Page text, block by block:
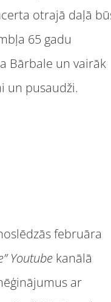
otrajā daļā
65 gadu
Bārbale un vairāk
un pusaudži.
februāra
Youtube kanālā
ar